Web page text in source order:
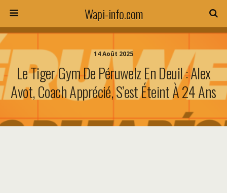
Wapi-info.com
14 Août 2025
Le Tiger Gym De Péruwelz En Deuil : Alex
Avot, Coach Apprécié, S’est Éteint À 24 Ans